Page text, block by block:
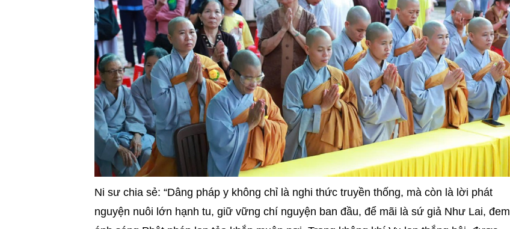
Ni sư chia sẻ: “Dâng pháp y không chỉ là nghi thức truyền thống, mà còn là lời phát
nguyện nuôi lớn hạnh tu, giữ vững chí nguyện ban đầu, để mãi là sứ giả Như Lai, đem